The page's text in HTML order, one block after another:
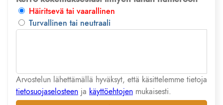
Häiritsevä tai vaarallinen
Turvallinen tai neutraali
Arvostelun lähettämällä hyväksyt, että käsittelemme tietoja
tietosuojaselosteen ja käyttöehtojen mukaisesti.